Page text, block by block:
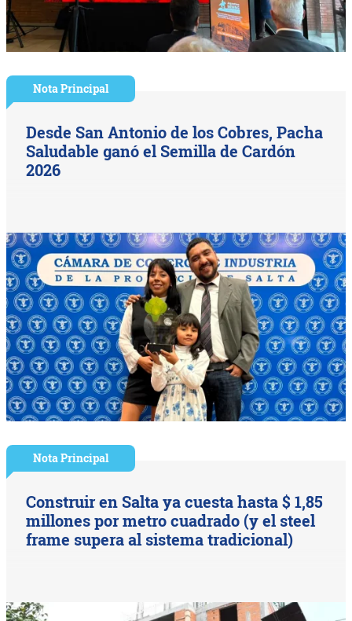
Nota Principal
Desde San Antonio de los Cobres, Pacha
Saludable ganó el Semilla de Cardón
2026
Nota Principal
Construir en Salta ya cuesta hasta $ 1,85
millones por metro cuadrado (y el steel
frame supera al sistema tradicional)